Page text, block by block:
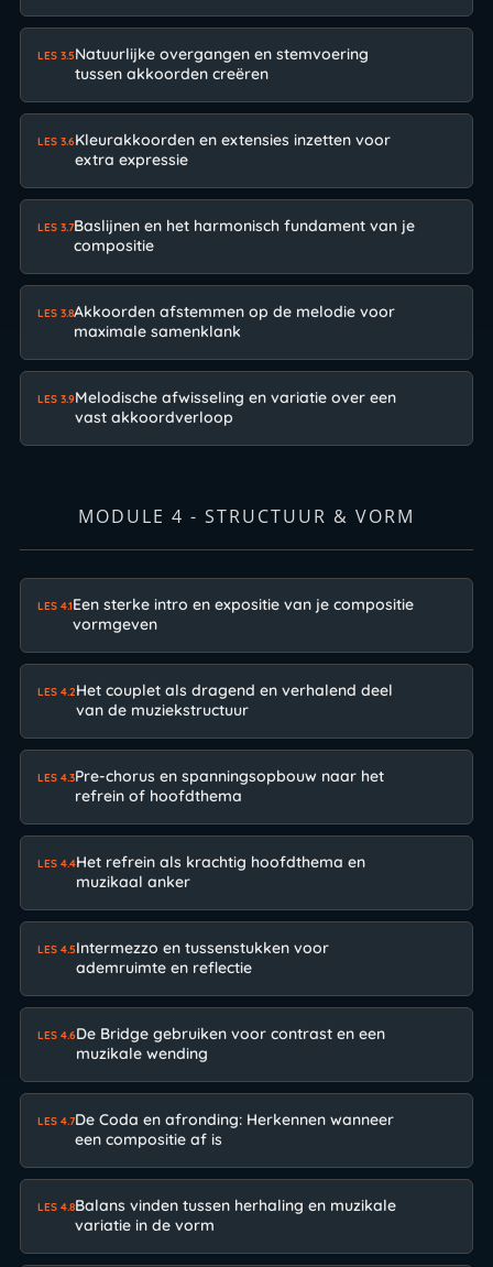
LES 3.5Natuurlijke overgangen en stemvoering
tussen akkoorden creëren
LES 3.6Kleurakkoorden en extensies inzetten voor
extra expressie
LES 3.7Baslijnen en het harmonisch fundament van je
compositie
LES 3.8Akkoorden afstemmen op de melodie voor
maximale samenklank
LES 3.9Melodische afwisseling en variatie over een
vast akkoordverloop
MODULE 4 - STRUCTUUR & VORM
LES 4.1Een sterke intro en expositie van je compositie
vormgeven
LES 4.2Het couplet als dragend en verhalend deel
van de muziekstructuur
LES 4.3Pre-chorus en spanningsopbouw naar het
refrein of hoofdthema
LES 4.4Het refrein als krachtig hoofdthema en
muzikaal anker
LES 4.5Intermezzo en tussenstukken voor
ademruimte en reflectie
LES 4.6De Bridge gebruiken voor contrast en een
muzikale wending
LES 4.7De Coda en afronding: Herkennen wanneer
een compositie af is
LES 4.8Balans vinden tussen herhaling en muzikale
variatie in de vorm